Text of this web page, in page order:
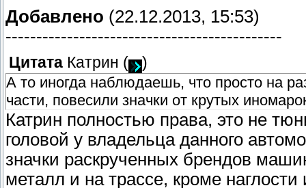
Добавлено (22.12.2013, 15:53)
---------------------------------------------
Цитата Катрин (
)
А то иногда наблюдаешь, что просто на
части, повесили значки от крутых
Катрин полностью права, это не
головой у владельца данного
значки раскрученных брендов
металл и на трассе, кроме